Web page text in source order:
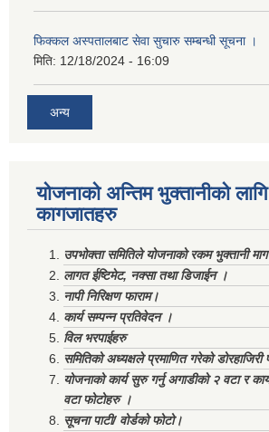
फिक्कल अस्पतालबाट सेवा सुचारु सम्बन्धी सूचना ।
मिति: 12/18/2024 - 16:09
अन्य
योजनाको अन्तिम भुक्तानीको
कागजातहरु
उपभोक्ता समितिले योजनाको रकम भुक्तानी
लागत ईष्टिमेट, नक्सा तथा डिजाईन ।
नापी निरिक्षण फाराम।
कार्य सम्पन्न प्रतिवेदन ।
विल भरपाईहरु
समितिको अध्यक्षले प्रमाणित गरेको डोरहाजिरी
योजनाको कार्य सुरु गर्नु अगाडीको २ वटा र
वटा फोटोहरु ।
सूचना पाटी/ वोर्डको फोटो।